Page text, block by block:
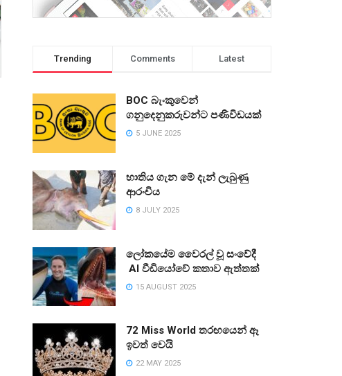
Trending Comments Latest
BOC බැංකුවෙන්
ගනුදෙනුකරුවන්ට පණිවිඩයක්
5 JUNE 2025
භාතිය ගැන මේ දැන් ලැබුණු
ආරංචිය
8 JULY 2025
ලෝකයේම වෛරල් වූ සංවේදී
AI වීඩියෝවේ කතාව ඇත්තක්
15 AUGUST 2025
72 Miss World තරඟයෙන් ඈ
ඉවත් වෙයි
22 MAY 2025